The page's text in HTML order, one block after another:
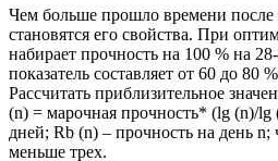
Чем больше прошло времени после
становятся его свойства. При
набирает прочность на 100 % на
показатель составляет от 60 до 80
Рассчитать приблизительное
(n) = марочная прочность* (lg (n)/lg
дней; Rb (n) – прочность на день
меньше трех.